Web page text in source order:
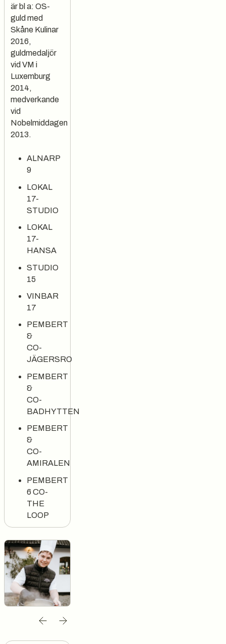
är bl a: OS-
guld med
Skåne Kulinar
2016,
guldmedaljör
vid VM i
Luxemburg
2014,
medverkande
vid
Nobelmiddagen
2013.
ALNARP
9
LOKAL
17-
STUDIO
LOKAL
17-
HANSA
STUDIO
15
VINBAR
17
PEMBERT
&
CO-
JÄGERSRO
PEMBERT
&
CO-
BADHYTTEN
PEMBERT
&
CO-
AMIRALEN
PEMBERT
6 CO-
THE
LOOP